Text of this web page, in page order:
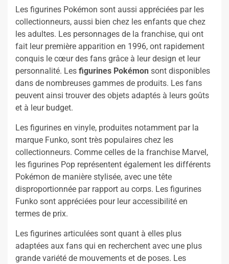
Les figurines Pokémon sont aussi appréciées par les
collectionneurs, aussi bien chez les enfants que chez
les adultes. Les personnages de la franchise, qui ont
fait leur première apparition en 1996, ont rapidement
conquis le cœur des fans grâce à leur design et leur
personnalité. Les figurines Pokémon sont disponibles
dans de nombreuses gammes de produits. Les fans
peuvent ainsi trouver des objets adaptés à leurs goûts
et à leur budget.
Les figurines en vinyle, produites notamment par la
marque Funko, sont très populaires chez les
collectionneurs. Comme celles de la franchise Marvel,
les figurines Pop représentent également les différents
Pokémon de manière stylisée, avec une tête
disproportionnée par rapport au corps. Les figurines
Funko sont appréciées pour leur accessibilité en
termes de prix.
Les figurines articulées sont quant à elles plus
adaptées aux fans qui en recherchent avec une plus
grande variété de mouvements et de poses. Les